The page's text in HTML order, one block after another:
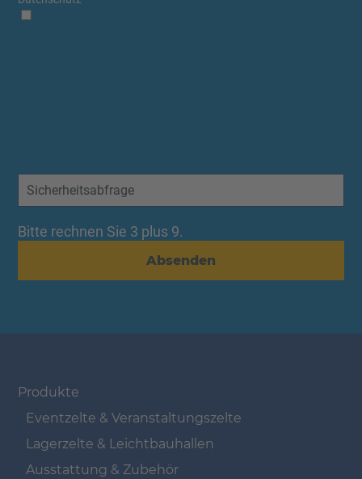
Bitte rechnen Sie 3 plus 9.
Absenden
Produkte
Eventzelte & Veranstaltungszelte
Lagerzelte & Leichtbauhallen
Ausstattung & Zubehör